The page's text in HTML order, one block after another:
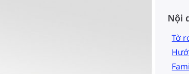
Nội
Tờ